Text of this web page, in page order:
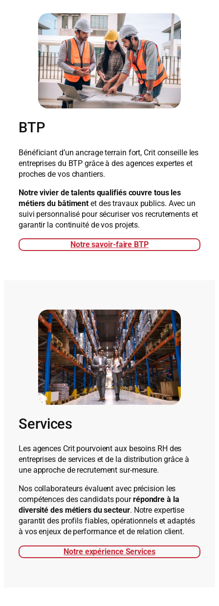
BTP
Bénéficiant d’un ancrage terrain fort, Crit conseille les
entreprises du BTP grâce à des agences expertes et
proches de vos chantiers.
Notre vivier de talents qualifiés couvre tous les
métiers du bâtiment et des travaux publics. Avec un
suivi personnalisé pour sécuriser vos recrutements et
garantir la continuité de vos projets.
Notre savoir-faire BTP
Services
Les agences Crit pourvoient aux besoins RH des
entreprises de services et de la distribution grâce à
une approche de recrutement sur‑mesure.
Nos collaborateurs évaluent avec précision les
compétences des candidats pourrépondre à la
diversité des métiers du secteur. Notre expertise
garantit des profils fiables, opérationnels et adaptés
à vos enjeux de performance et de relation client.
Notre expérience Services